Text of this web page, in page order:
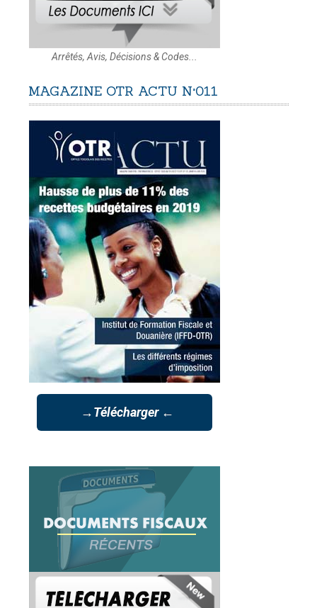
Arrêtés, Avis, Décisions & Codes...
MAGAZINE OTR ACTU N°011
→Télécharger ←